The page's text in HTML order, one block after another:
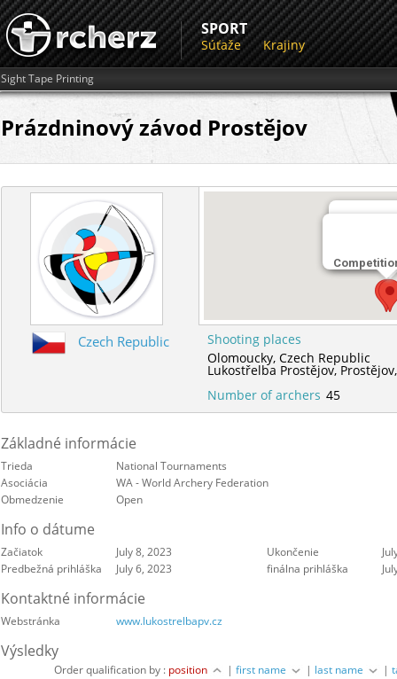
SPORT
Súťaže Krajiny
Sight Tape Printing
Prázdninový závod Prostějov
Czech Republic
Shooting places
Olomoucky,Czech Republic
Lukostřelba Prostějov,
Number of archers 45
Základné informácie
Trieda
National Tournaments
Asociácia
WA - World Archery Federation
Obmedzenie
Open
Info o dátume
Začiatok July 8, 2023 Ukončenie
Predbežná prihláška
July 6, 2023 finálna prihláška
Kontaktné informácie
Webstránka www.lukostrelbapv.cz
Výsledky
Order qualification by : position |first name | last name |